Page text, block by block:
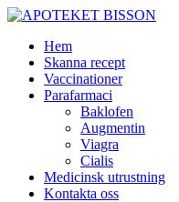
Hem
Skanna recept
Vaccinationer
Parafarmaci
Baklofen
Augmentin
Viagra
Cialis
Medicinsk utrustning
Kontakta oss